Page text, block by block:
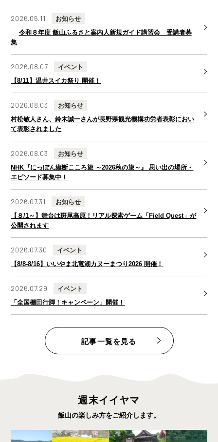
2026.06.11
お知らせ
令和８年度 飯山ふるさと案内人新規ガイド講習会 受講者募
集
2026.08.07
イベント
【8/11】温井スイカ祭り 開催！
2026.08.03
お知らせ
村松敏人さん、鈴木誠一さんが長野県観光機構功労者表彰におい
て表彰されました
2026.08.03
お知らせ
NHK『にっぽん縦断こころ旅 ～2026秋の旅～』 思い出の場所・
エピソード募集中！
2026.07.31
お知らせ
【８/1～】舞台は斑尾高原！リアル探索ゲーム「Field Quest」が
公開されます
2026.07.30
イベント
【8/8-8/16】いいやま北竜湖カヌーまつり2026 開催！
2026.07.29
イベント
「全国棚田行脚！キャンペーン」開催！
記事一覧を見る
週末イイヤマ
飯山の楽しみ方をご紹介します。